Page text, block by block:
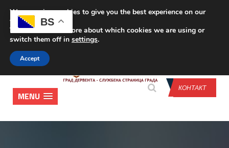
CONTACT US
КОНТАКТ
MENU
BS
We are using cookies to give you the best experience on our
website.
You can find out more about which cookies we are using or
switch them off in settings.
Accept